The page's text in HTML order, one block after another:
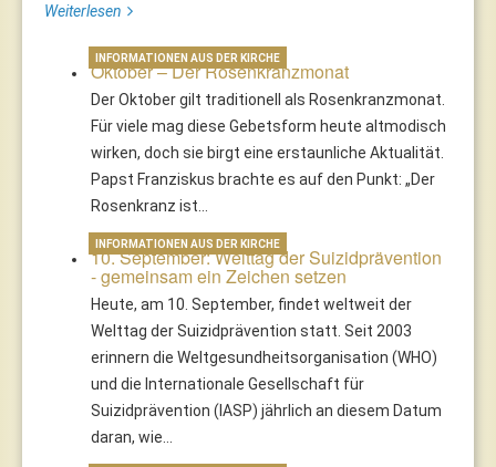
Weiterlesen
Oktober – Der Rosenkranzmonat
Der Oktober gilt traditionell als Rosenkranzmonat.
Für viele mag diese Gebetsform heute altmodisch
wirken, doch sie birgt eine erstaunliche Aktualität.
Papst Franziskus brachte es auf den Punkt: „Der
Rosenkranz ist…
INFORMATIONEN AUS DER KIRCHE
10. September: Welttag der Suizidprävention
- gemeinsam ein Zeichen setzen
Heute, am 10. September, findet weltweit der
Welttag der Suizidprävention statt. Seit 2003
erinnern die Weltgesundheitsorganisation (WHO)
und die Internationale Gesellschaft für
Suizidprävention (IASP) jährlich an diesem Datum
daran, wie…
INFORMATIONEN AUS DER KIRCHE